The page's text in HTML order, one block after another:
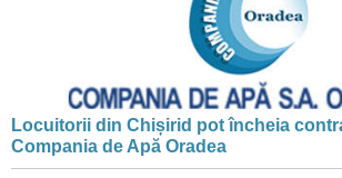
Locuitorii din Chișirid pot încheia
Compania de Apă Oradea